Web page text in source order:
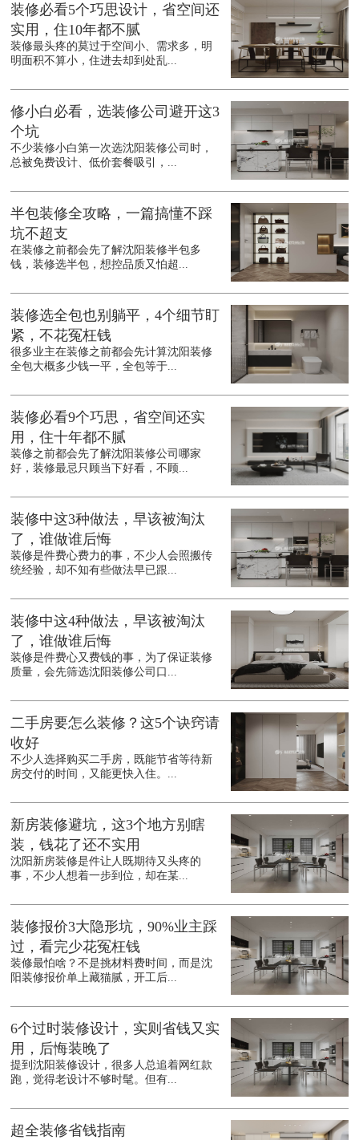
装修必看5个巧思设计，省空间还
实用，住10年都不腻
装修最头疼的莫过于空间小、需求多，明
明面积不算小，住进去却到处乱...
修小白必看，选装修公司避开这3
个坑
不少装修小白第一次选沈阳装修公司时，
总被免费设计、低价套餐吸引，...
半包装修全攻略，一篇搞懂不踩
坑不超支
在装修之前都会先了解沈阳装修半包多
钱，装修选半包，想控品质又怕超...
装修选全包也别躺平，4个细节盯
紧，不花冤枉钱
很多业主在装修之前都会先计算沈阳装修
全包大概多少钱一平，全包等于...
装修必看9个巧思，省空间还实
用，住十年都不腻
装修之前都会先了解沈阳装修公司哪家
好，装修最忌只顾当下好看，不顾...
装修中这3种做法，早该被淘汰
了，谁做谁后悔
装修是件费心费力的事，不少人会照搬传
统经验，却不知有些做法早已跟...
装修中这4种做法，早该被淘汰
了，谁做谁后悔
装修是件费心又费钱的事，为了保证装修
质量，会先筛选沈阳装修公司口...
二手房要怎么装修？这5个诀窍请
收好
不少人选择购买二手房，既能节省等待新
房交付的时间，又能更快入住。...
新房装修避坑，这3个地方别瞎
装，钱花了还不实用
沈阳新房装修是件让人既期待又头疼的
事，不少人想着一步到位，却在某...
装修报价3大隐形坑，90%业主踩
过，看完少花冤枉钱
装修最怕啥？不是挑材料费时间，而是沈
阳装修报价单上藏猫腻，开工后...
6个过时装修设计，实则省钱又实
用，后悔装晚了
提到沈阳装修设计，很多人总追着网红款
跑，觉得老设计不够时髦。但有...
超全装修省钱指南